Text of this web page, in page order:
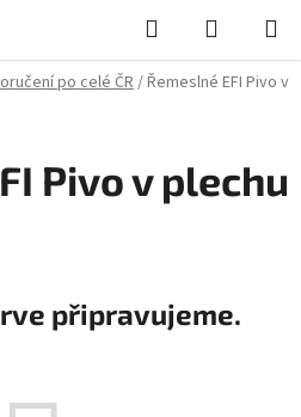
Hledat
KOŠÍK
po celé ČR/Řemeslné EFI Pivo v
Pivo v plechu
připravujeme.